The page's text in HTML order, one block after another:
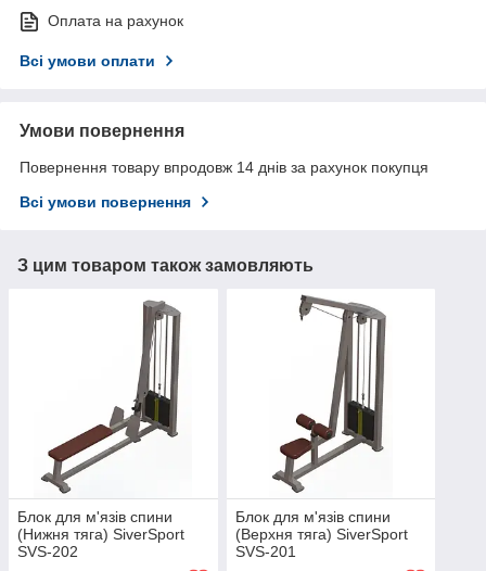
Оплата на рахунок
Всі умови оплати
Умови повернення
Повернення товару впродовж 14 днів за рахунок покупця
Всі умови повернення
З цим товаром також замовляють
Блок для м'язів спини
(Нижня тяга) SiverSport
SVS-202
Блок для м'язів спини
(Верхня тяга) SiverSport
SVS-201